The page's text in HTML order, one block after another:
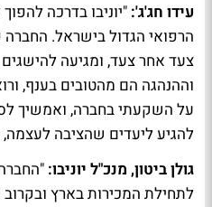
עידו חג'ג': "יוניבו בדרכה
הרפואי הגדול בישראל.
צעד אחר צעד, ומגיעה
וההנהגה הם מהטובים בענף,
על השקעתי בחברה, ואמשיך
להגיע ליעדים שהציבה לעצמה,
גולן ביטון, מנכ"ל יוניבו:
לתחילת המכירות בארץ